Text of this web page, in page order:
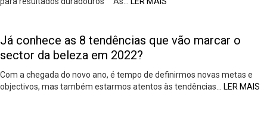
Já conhece as 8 tendências que vão marcar o
sector da beleza em 2022?
Com a chegada do novo ano, é tempo de definirmos novas metas e
objectivos, mas também estarmos atentos às tendências…
LER MAIS